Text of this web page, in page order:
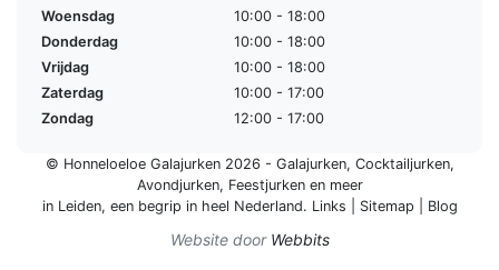
Woensdag
10:00 - 18:00
Donderdag
10:00 - 18:00
Vrijdag
10:00 - 18:00
Zaterdag
10:00 - 17:00
Zondag
12:00 - 17:00
© Honneloeloe Galajurken 2026 - Galajurken, Cocktailjurken,
Avondjurken, Feestjurkenen meer
in Leiden, een begrip in heel Nederland. Links Sitemap Blog
Website door Webbits